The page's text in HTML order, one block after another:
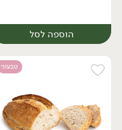
הוספה לסל
טבעוני